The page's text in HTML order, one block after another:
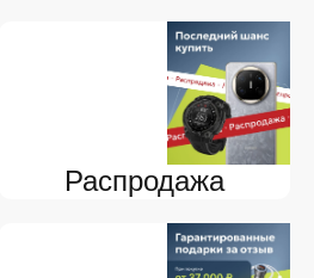
Распродажа